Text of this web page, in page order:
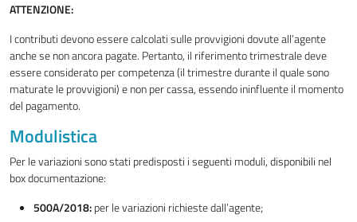
ATTENZIONE:
I contributi devono essere calcolati sulle provvigioni dovute all’agente
anche se non ancora pagate. Pertanto, il riferimento trimestrale deve
essere considerato per competenza (il trimestre durante il quale sono
maturate le provvigioni) e non per cassa, essendo ininfluente il momento
del pagamento.
Modulistica
Per le variazioni sono stati predisposti i seguenti moduli, disponibili nel
box documentazione:
500A/2018:per le variazioni richieste dall’agente;